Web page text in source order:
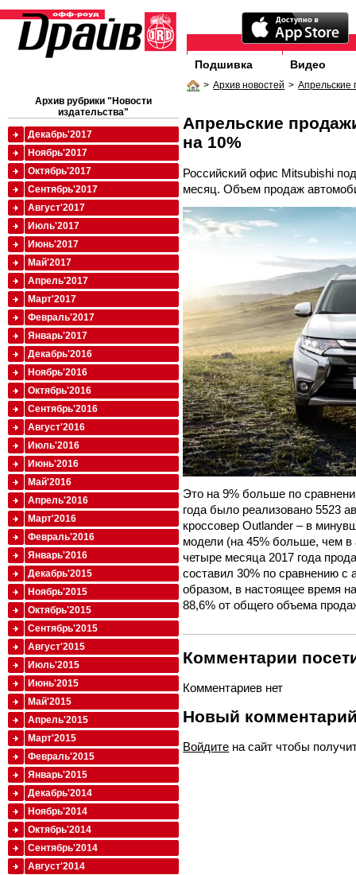
Подшивка Видео
> Архив новостей > Апрельские
Апрельские
на 10%
Российский офис Mitsubishi
месяц. Объем продаж
Это на 9% больше по
года было реализовано 5523
кроссовер Outlander – в
модели (на 45% больше, чем в
четыре месяца 2017 года
составил 30% по сравнению с
образом, в настоящее время
88,6% от общего объема
Комментарии
Комментариев нет
Новый
Войдите на сайт чтобы
Архив рубрики "Новости
издательства"
Декабрь'2017
Ноябрь'2017
Октябрь'2017
Сентябрь'2017
Август'2017
Июль'2017
Июнь'2017
Май'2017
Апрель'2017
Март'2017
Февраль'2017
Январь'2017
Декабрь'2016
Ноябрь'2016
Октябрь'2016
Сентябрь'2016
Август'2016
Июль'2016
Июнь'2016
Май'2016
Апрель'2016
Март'2016
Февраль'2016
Январь'2016
Декабрь'2015
Ноябрь'2015
Октябрь'2015
Сентябрь'2015
Август'2015
Июль'2015
Июнь'2015
Май'2015
Апрель'2015
Март'2015
Февраль'2015
Январь'2015
Декабрь'2014
Ноябрь'2014
Октябрь'2014
Сентябрь'2014
Август'2014